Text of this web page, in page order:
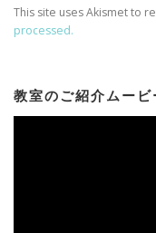
This site uses Akismet to
processed.
教室のご紹介ムービ